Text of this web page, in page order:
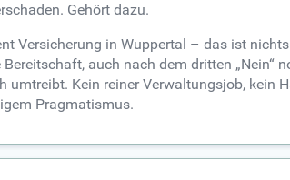
Gehört dazu.
Versicherung in Wuppertal – das ist
auch nach dem dritten
Kein reiner Verwaltungsjob,
Pragmatismus.